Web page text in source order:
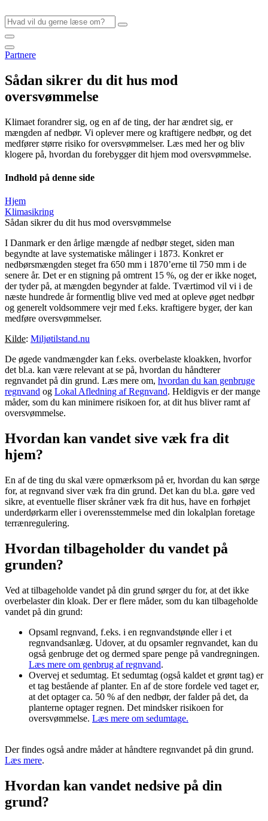
til
indhold
Partnere
Sådan sikrer du dit hus mod
oversvømmelse
Klimaet forandrer sig, og en af de ting, der har ændret sig, er
mængden af nedbør. Vi oplever mere og kraftigere nedbør, og det
medfører større risiko for oversvømmelser. Læs med her og bliv
klogere på, hvordan du forebygger dit hjem mod oversvømmelse.
Indhold på denne side
Hjem
Klimasikring
Sådan sikrer du dit hus mod oversvømmelse
I Danmark er den årlige mængde af nedbør steget, siden man
begyndte at lave systematiske målinger i 1873. Konkret er
nedbørsmængden steget fra 650 mm i 1870’erne til 750 mm i de
senere år. Det er en stigning på omtrent 15 %, og der er ikke noget,
der tyder på, at mængden begynder at falde. Tværtimod vil vi i de
næste hundrede år formentlig blive ved med at opleve øget nedbør
og generelt voldsommere vejr med f.eks. kraftigere byger, der kan
medføre oversvømmelser.
Kilde: Miljøtilstand.nu
De øgede vandmængder kan f.eks. overbelaste kloakken, hvorfor
det bl.a. kan være relevant at se på, hvordan du håndterer
regnvandet på din grund. Læs mere om, hvordan du kan genbruge
regnvand og Lokal Afledning af Regnvand. Heldigvis er der mange
måder, som du kan minimere risikoen for, at dit hus bliver ramt af
oversvømmelse.
Hvordan kan vandet sive væk fra dit
hjem?
En af de ting du skal være opmærksom på er, hvordan du kan sørge
for, at regnvand siver væk fra din grund. Det kan du bl.a. gøre ved
sikre, at eventuelle fliser skråner væk fra dit hus, have en forhøjet
underdørkarm eller i overensstemmelse med din lokalplan foretage
terrænregulering.
Hvordan tilbageholder du vandet på
grunden?
Ved at tilbageholde vandet på din grund sørger du for, at det ikke
overbelaster din kloak. Der er flere måder, som du kan tilbageholde
vandet på din grund:
Opsaml regnvand, f.eks. i en regnvandstønde eller i et
regnvandsanlæg. Udover, at du opsamler regnvandet, kan du
også genbruge det og dermed spare penge på vandregningen.
Læs mere om genbrug af regnvand.
Overvej et sedumtag. Et sedumtag (også kaldet et grønt tag) er
et tag bestående af planter. En af de store fordele ved taget er,
at det optager ca. 50 % af den nedbør, der falder på det, da
planterne optager regnen. Det mindsker risikoen for
oversvømmelse. Læs mere om sedumtage.
Der findes også andre måder at håndtere regnvandet på din grund.
Læs mere.
Hvordan kan vandet nedsive på din
grund?